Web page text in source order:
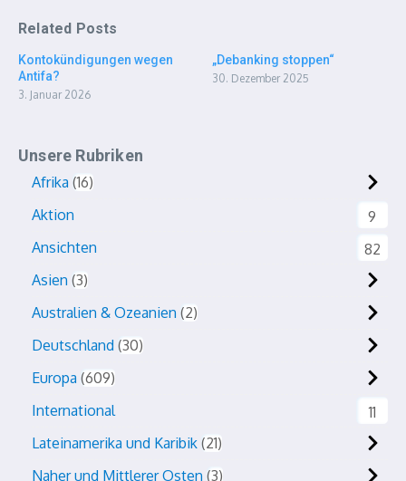
Related Posts
Kontokündigungen wegen
Antifa?
3. Januar 2026
„Debanking stoppen“
30. Dezember 2025
Unsere Rubriken
Afrika 16
Aktion
9
Ansichten
82
Asien 3
Australien & Ozeanien 2
Deutschland 30
Europa 609
International
11
Lateinamerika und Karibik 21
Naher und Mittlerer Osten 3